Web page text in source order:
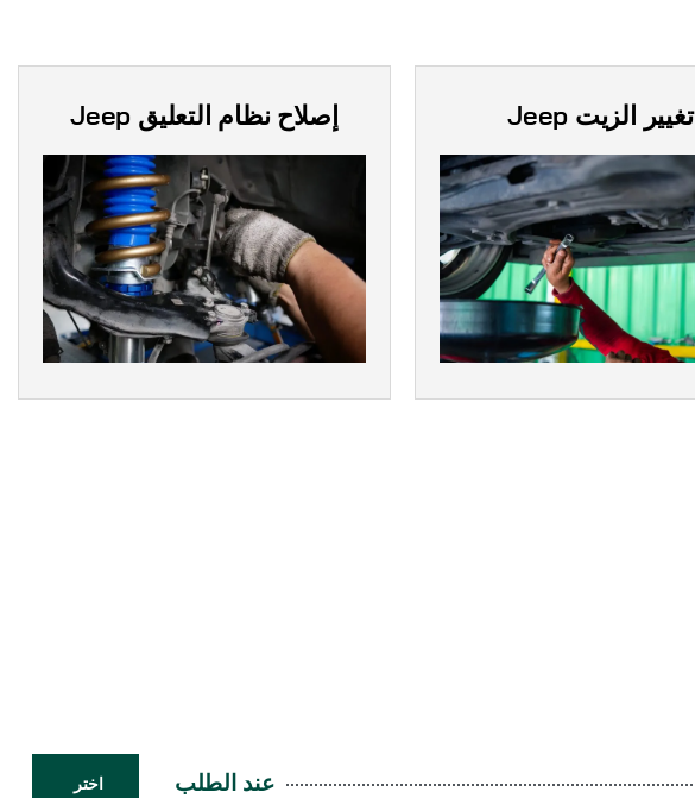
Jeep إصلاح نظام التعليق Jeep تغيير الزيت
عند الطلب اختر